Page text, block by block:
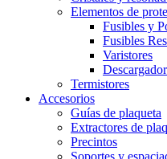
Elementos de
Fusibles y
Fusibles
Varistores
Termistores
Accesorios
Guías de plaqueta
Extractores de
Precintos
Soportes y